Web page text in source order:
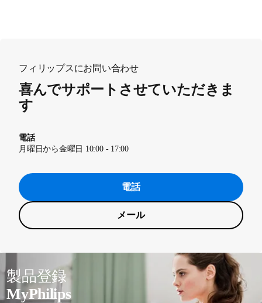
フィリップスにお問い合わせ
喜んでサポートさせていただきま
す
電話
月曜日から金曜日 10:00 - 17:00
電話
メール
製品登録
MyPhilips